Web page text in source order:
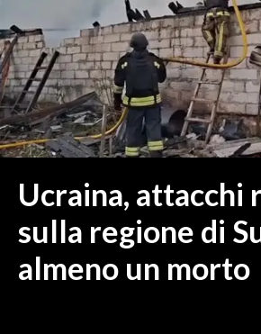
MEDIO CAMPIDANO
ORISTANO E PROVINCIA
SASSARI E PROVINCIA
GALLURA
NUORO E PROVINCIA
OGLIASTRA
ITALIA
MONDO
Ucraina, attacchi
sulla regione di
almeno un morto